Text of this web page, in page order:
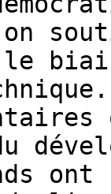
biais
ont